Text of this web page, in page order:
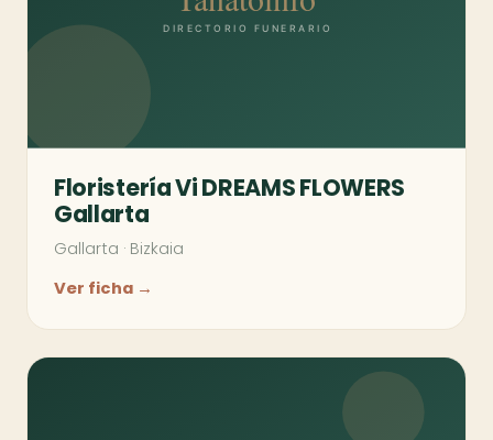
Floristería Vi DREAMS FLOWERS
Gallarta
Gallarta · Bizkaia
Ver ficha →